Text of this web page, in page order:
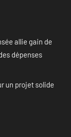
allie gain de
dépenses
un projet solide